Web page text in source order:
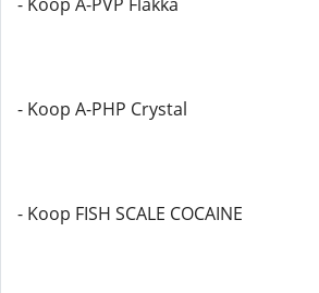
- Koop A-PHP Crystal
- Koop FISH SCALE COCAINE